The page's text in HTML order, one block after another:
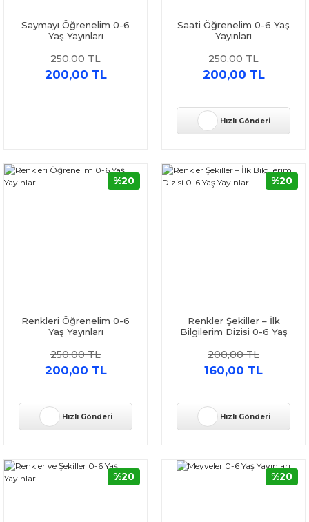
Saymayı Öğrenelim 0-6
Yaş Yayınları
250,00 TL
200,00 TL
Saati Öğrenelim 0-6 Yaş
Yayınları
250,00 TL
200,00 TL
Hızlı Gönderi
Renkleri Öğrenelim 0-6
Yaş Yayınları
250,00 TL
200,00 TL
%20
Hızlı Gönderi
Renkler Şekiller – İlk
Bilgilerim Dizisi 0-6 Yaş
200,00 TL
160,00 TL
%20
Hızlı Gönderi
%20 %20